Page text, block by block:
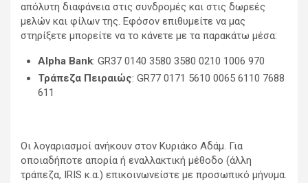
π
απόλυτη διαφάνεια στις συνδρομές και στις δωρεές
μελών και φίλων της. Εφόσον επιθυμείτε να μας
στηρίξετε μπορείτε να το κάνετε με τα παρακάτω μέσα:
Alpha Bank: GR37 0140 3580 3580 0210 1006 970
Τράπεζα Πειραιώς: GR77 0171 5610 0065 6110 7688
611
Οι λογαριασμοί ανήκουν στον Κυριάκο Αδάμ. Για
οποιαδήποτε απορία ή εναλλακτική μέθοδο (άλλη
τράπεζα, IRIS κ.α.) επικοινωνείστε με προσωπικό μήνυμα.